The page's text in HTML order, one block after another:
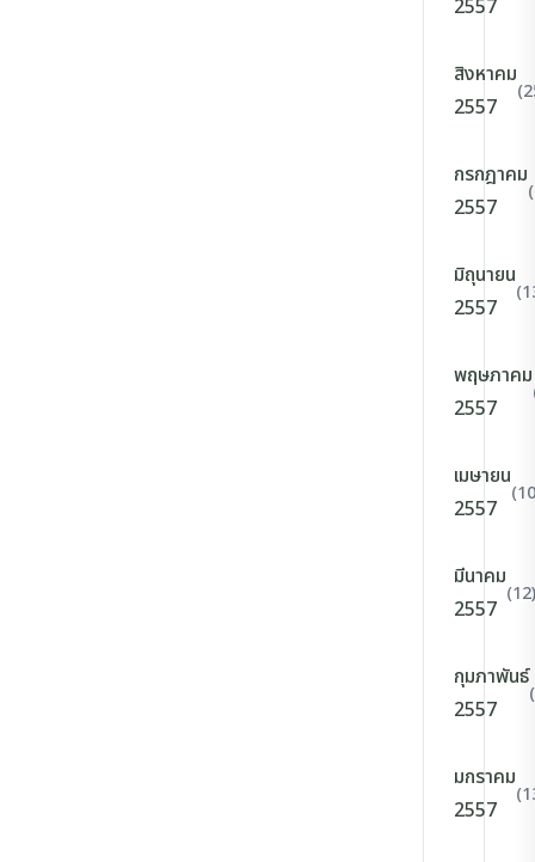
2557
สิงหาคม
2557
กรกฎาคม
2557
มิถุนายน
2557
พฤษภาคม
2557
เมษายน
2557
มีนาคม
2557
(12)
กุมภาพันธ์
2557
มกราคม
2557